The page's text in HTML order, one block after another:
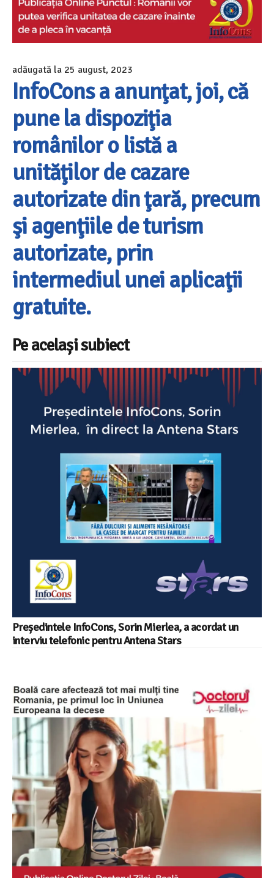
adăugată la 25 august, 2023
InfoCons a anunţat, joi, că
pune la dispoziţia
românilor o listă a
unităţilor de cazare
autorizate din ţară, precum
şi agenţiile de turism
autorizate, prin
intermediul unei aplicaţii
gratuite.​
Pe același subiect
Președintele InfoCons, Sorin Mierlea, a acordat un
interviu telefonic pentru Antena Stars